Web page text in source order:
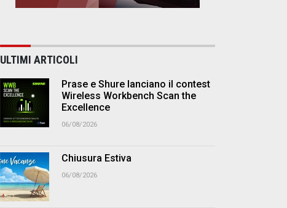
ULTIMI ARTICOLI
Prase e Shure lanciano il contest
Wireless Workbench Scan the
Excellence
06/08/2026
Chiusura Estiva
06/08/2026